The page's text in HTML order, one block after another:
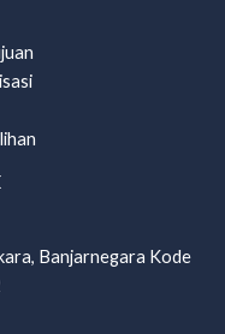
Banjarnegara Kode